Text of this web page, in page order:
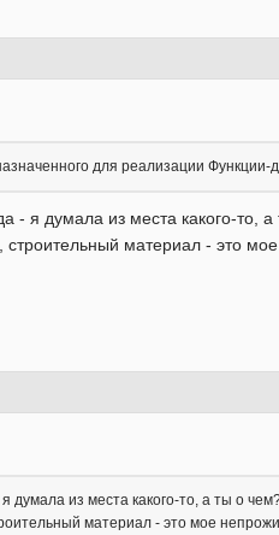
для реализации
- я думала из места какого-то,
материал - это
думала из места какого-то, а ты о
материал - это мое